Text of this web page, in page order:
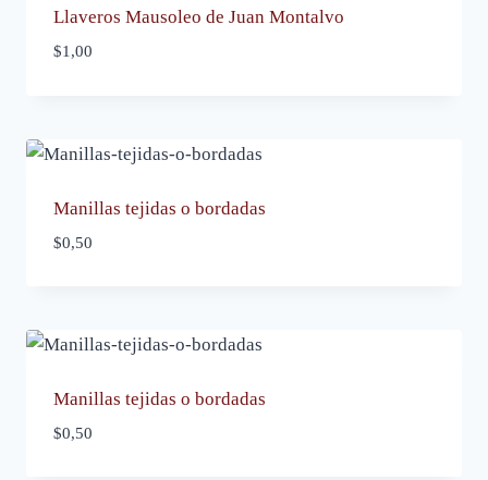
Llaveros Mausoleo de Juan Montalvo
$1,00
Manillas tejidas o bordadas
$0,50
Manillas tejidas o bordadas
$0,50